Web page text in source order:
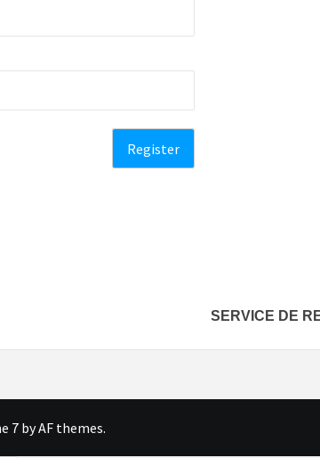
SERVICE DE
7 by AF themes.